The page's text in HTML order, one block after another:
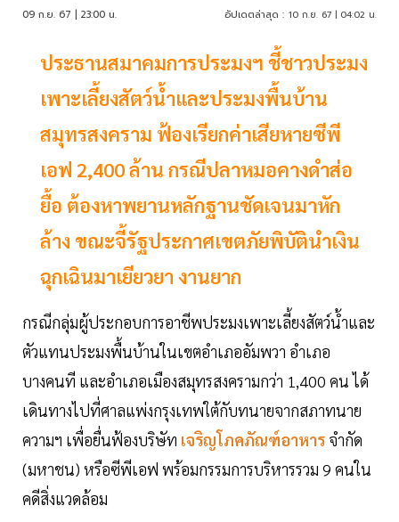
09 ก.ย. 67 | 23:00 น. อัปเดตล่าสุด : 10 ก.ย. 67 | 04:02 น.
ประธานสมาคมการประมงฯ ชี้ชาวประมง
เพาะเลี้ยงสัตว์น้ำและประมงพื้นบ้าน
สมุทรสงคราม ฟ้องเรียกค่าเสียหายซีพี
เอฟ 2,400 ล้าน กรณีปลาหมอคางดำส่อ
ยื้อ ต้องหาพยานหลักฐานชัดเจนมาหัก
ล้าง ขณะจี้รัฐประกาศเขตภัยพิบัตินำเงิน
ฉุกเฉินมาเยียวยา งานยาก
กรณีกลุ่มผู้ประกอบการอาชีพประมงเพาะเลี้ยงสัตว์น้ำและ
ตัวแทนประมงพื้นบ้านในเขตอำเภออัมพวา อำเภอ
บางคนที และอำเภอเมืองสมุทรสงครามกว่า 1,400 คน ได้
เดินทางไปที่ศาลแพ่งกรุงเทพใต้กับทนายจากสภาทนาย
ความฯ เพื่อยื่นฟ้องบริษัท เจริญโภคภัณฑ์อาหาร จำกัด
(มหาชน) หรือซีพีเอฟ พร้อมกรรมการบริหารรวม 9 คนใน
คดีสิ่งแวดล้อม